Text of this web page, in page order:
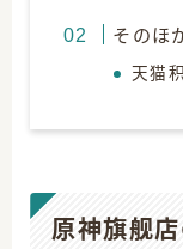
そのほ
天猫
原神旗舰